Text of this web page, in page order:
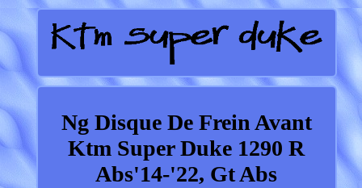
Ng Disque De Frein Avant
Ktm Super Duke 1290 R
Abs'14-'22, Gt Abs